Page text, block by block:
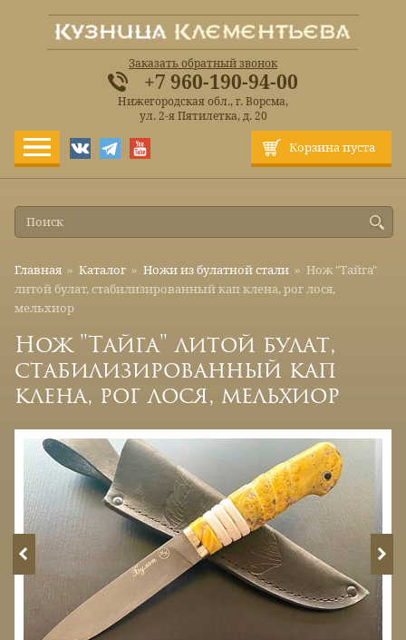
Корзина пуста
Заказать обратный звонок
+7 960-190-94-00
Нижегородская обл., г. Ворсма,
ул. 2-я Пятилетка, д. 20
Главная » Каталог » Ножи из булатной стали » Нож "Тайга"
литой булат, стабилизированный кап клена, рог лося,
мельхиор
Нож "Тайга" литой булат,
стабилизированный кап
клена, рог лося, мельхиор